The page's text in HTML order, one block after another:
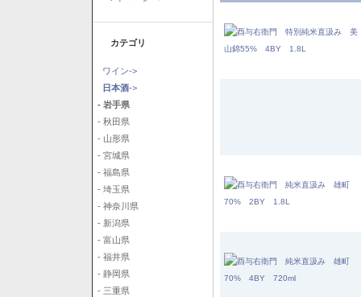
カテゴリ
ワイン->
日本酒->
- 岩手県
- 秋田県
- 山形県
- 宮城県
- 福島県
- 埼玉県
- 神奈川県
- 新潟県
- 富山県
- 福井県
- 静岡県
- 三重県